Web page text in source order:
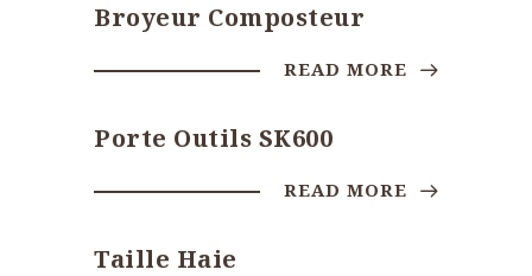
Broyeur Composteur
READ MORE
Porte Outils SK600
READ MORE
Taille Haie